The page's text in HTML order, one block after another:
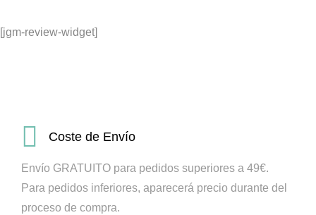
[jgm-review-widget]
Coste de Envío
Envío GRATUITO para pedidos superiores a 49€.
Para pedidos inferiores, aparecerá precio durante del
proceso de compra.